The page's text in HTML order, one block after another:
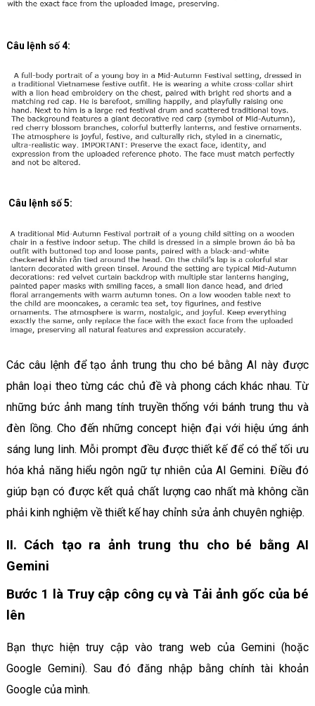
Câu lệnh số 4:
Câu lệnh số 5:
Các câu lệnh để tạo ảnh trung thu cho bé bằng AI này được
phân loại theo từng các chủ đề và phong cách khác nhau. Từ
những bức ảnh mang tính truyền thống với bánh trung thu và
đèn lồng. Cho đến những concept hiện đại với hiệu ứng ánh
sáng lung linh. Mỗi prompt đều được thiết kế để có thể tối ưu
hóa khả năng hiểu ngôn ngữ tự nhiên của AI Gemini. Điều đó
giúp bạn có được kết quả chất lượng cao nhất mà không cần
phải kinh nghiệm về thiết kế hay chỉnh sửa ảnh chuyên nghiệp.
II. Cách tạo ra ảnh trung thu cho bé bằng AI
Gemini
Bước 1 là Truy cập công cụ và Tải ảnh gốc của bé
lên
Bạn thực hiện truy cập vào trang web của Gemini (hoặc
Google Gemini). Sau đó đăng nhập bằng chính tài khoản
Google của mình.